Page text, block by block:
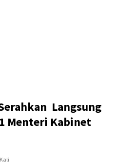
Langsung
Menteri Kabinet